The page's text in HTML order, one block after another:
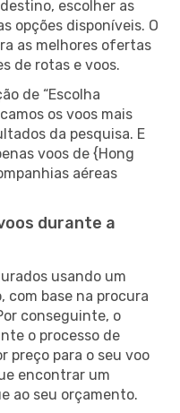
escolher as
opções disponíveis. O
as melhores ofertas
de rotas e voos.
de “Escolha
os voos mais
da pesquisa. E
voos de {Hong
aéreas
durante a
usando um
com base na procura
conseguinte, o
o processo de
preço para o seu voo
encontrar um
ao seu orçamento.